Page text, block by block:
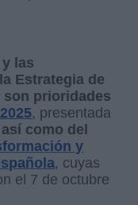
las
Estrategia de
son prioridades
, presentada
así como del
y
, cuyas
el 7 de octubre